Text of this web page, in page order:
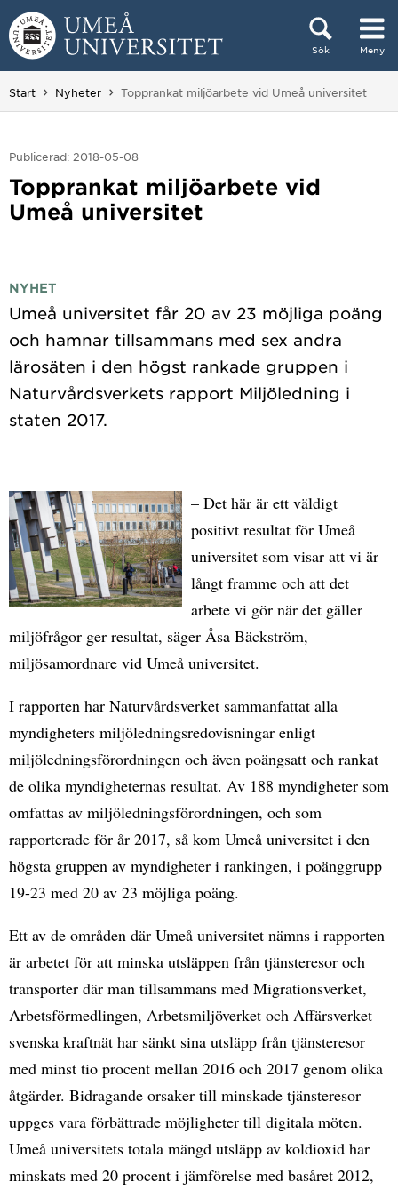
Hoppa direkt till innehållet
Sök Meny
Huvudmenyn dold.
Start Nyheter Du är här:
Topprankat miljöarbete vid Umeå universitet
Publicerad: 2018-05-08
Topprankat miljöarbete vid
Umeå universitet
NYHET
Umeå universitet får 20 av 23 möjliga poäng
och hamnar tillsammans med sex andra
lärosäten i den högst rankade gruppen i
Naturvårdsverkets rapport Miljöledning i
– Det här är ett väldigt
positivt resultat för Umeå
universitet som visar att vi är
långt framme och att det
arbete vi gör när det gäller
miljöfrågor ger resultat, säger Åsa Bäckström,
miljösamordnare vid Umeå universitet.
I rapporten har Naturvårdsverket sammanfattat alla
myndigheters miljöledningsredovisningar enligt
miljöledningsförordningen och även poängsatt och rankat
de olika myndigheternas resultat. Av 188 myndigheter som
omfattas av miljöledningsförordningen, och som
rapporterade för år 2017, så kom Umeå universitet i den
högsta gruppen av myndigheter i rankingen, i poänggrupp
19-23 med 20 av 23 möjliga poäng.
Ett av de områden där Umeå universitet nämns i rapporten
är arbetet för att minska utsläppen från tjänsteresor och
transporter där man tillsammans med Migrationsverket,
Arbetsförmedlingen, Arbetsmiljöverket och Affärsverket
svenska kraftnät har sänkt sina utsläpp från tjänsteresor
med minst tio procent mellan 2016 och 2017 genom olika
åtgärder. Bidragande orsaker till minskade tjänsteresor
uppges vara förbättrade möjligheter till digitala möten.
Umeå universitets totala mängd utsläpp av koldioxid har
minskats med 20 procent i jämförelse med basåret 2012,